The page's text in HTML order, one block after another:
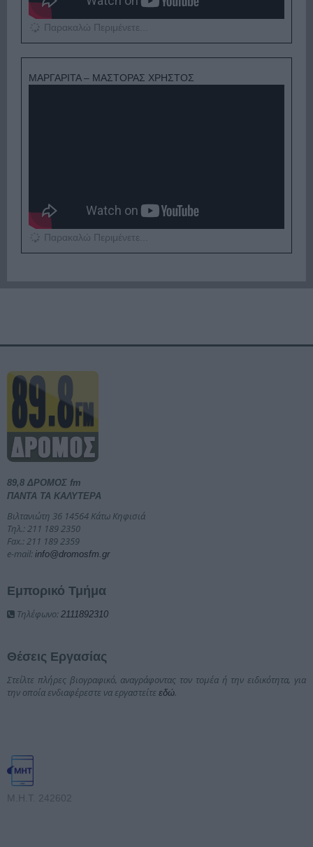
Παρακαλώ Περιμένετε...
ΜΑΡΓΑΡΙΤΑ – ΜΑΣΤΟΡΑΣ ΧΡΗΣΤΟΣ
Παρακαλώ Περιμένετε...
89,8 ΔΡΟΜΟΣ fm
ΠΑΝΤΑ ΤΑ ΚΑΛΥΤΕΡΑ
Βιλτανιώτη 36 14564 Κάτω Κηφισιά
Τηλ.: 211 189 2350
Fax.: 211 189 2359
e-mail: info@dromosfm.gr
Εμπορικό Τμήμα
Τηλέφωνο: 2111892310
Θέσεις Εργασίας
Στείλτε πλήρες βιογραφικό, αναγράφοντας τον τομέα ή την ειδικότητα, για
την οποία ενδιαφέρεστε να εργαστείτε εδώ.
Μ.Η.Τ. 242602